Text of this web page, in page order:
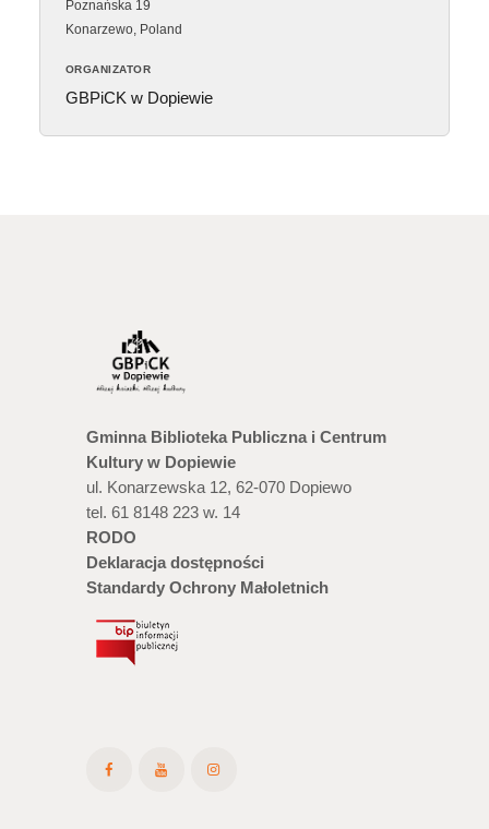
Poznańska 19
Konarzewo, Poland
ORGANIZATOR
GBPiCK w Dopiewie
Gminna Biblioteka Publiczna i Centrum
Kultury w Dopiewie
ul. Konarzewska 12, 62-070 Dopiewo
tel. 61 8148 223 w. 14
RODO
Deklaracja dostępności
Standardy Ochrony Małoletnich